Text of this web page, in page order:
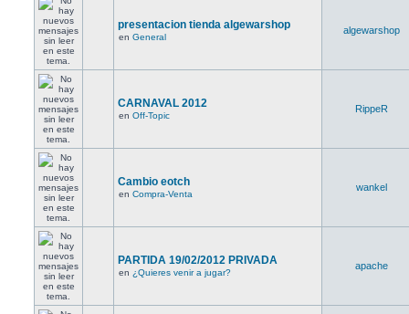
presentacion tienda algewarshop
en General
algewarshop
CARNAVAL 2012
en Off-Topic
RippeR
Cambio eotch
en Compra-Venta
wankel
PARTIDA 19/02/2012 PRIVADA
en ¿Quieres venir a jugar?
apache